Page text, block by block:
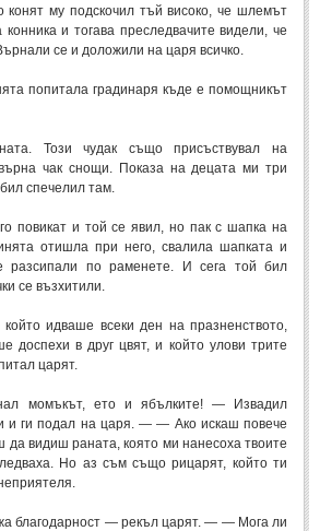
конят му подскочил тъй високо, че шлемът
и тогава преследвачите видели, че
се и доложили на царя всичко.
попитала градинаря къде е помощникът
Този чудак също присъствувал на
чак снощи. Показа на децата ми три
спечелил там.
повикат и той се явил, но пак с шапка на
отишла при него, свалила шапката и
разсипали по раменете. И сега той бил
се възхитили.
идваше всеки ден на празненството,
доспехи в друг цвят, и който улови трите
царят.
момъкът, ето и ябълките! — Извадил
и ги подал на царя. — — Ако искаш повече
да видиш раната, която ми нанесоха твоите
Но аз съм също рицарят, който ти
благодарност — рекъл царят. — — Мога ли